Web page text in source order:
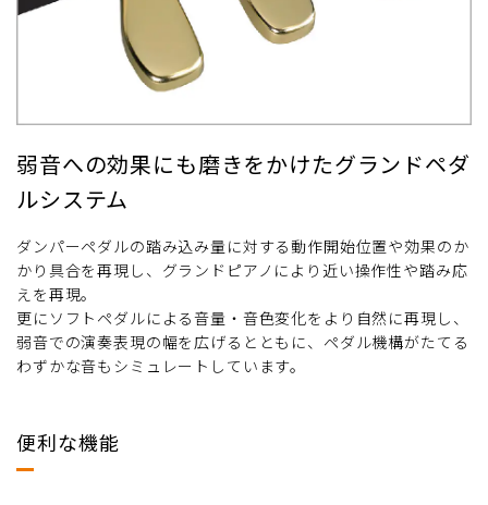
弱音への効果にも磨きをかけたグランドペダ
ルシステム
ダンパーペダルの踏み込み量に対する動作開始位置や効果のか
かり具合を再現し、グランドピアノにより近い操作性や踏み応
えを再現。
更にソフトペダルによる音量・音色変化をより自然に再現し、
弱音での演奏表現の幅を広げるとともに、ペダル機構がたてる
わずかな音もシミュレートしています。
便利な機能